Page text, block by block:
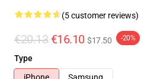
(5 customer reviews)
€20.13 €16.10 $17.50 -20%
Type